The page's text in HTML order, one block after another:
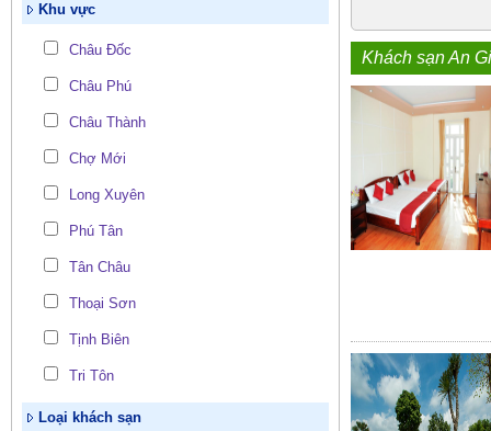
Khu vực
Châu Đốc
Châu Phú
Châu Thành
Chợ Mới
Long Xuyên
Phú Tân
Tân Châu
Thoại Sơn
Tịnh Biên
Tri Tôn
Loại khách sạn
Khách sạn An